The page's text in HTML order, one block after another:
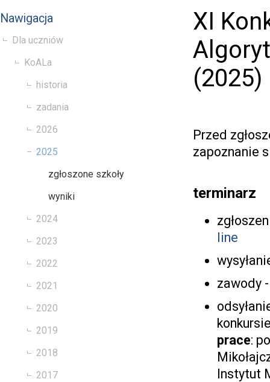
Nawigacja
Dla uczniów
KoALa
historia
zadania
2026
2025
zgłoszone szkoły
wyniki
2024
2023
2022
2021
2020
2019
2018
2017
XI
(2025)
Przed
zapoznanie
terminarz
line
zawody
prace:
Instytut